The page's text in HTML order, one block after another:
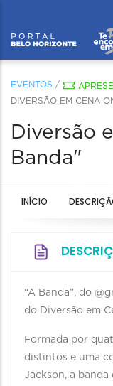
EVENTOS /
DIVERSÃO EM CENA
Diversão
Banda"
INÍCIO
“A Banda”, do
do Diversão em
Formada por
distintos e uma
Jackson, a banda